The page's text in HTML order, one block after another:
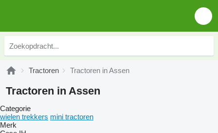
Tractoren Tractoren in Assen
Tractoren in Assen
Categorie
wielen trekkers mini tractoren
Merk